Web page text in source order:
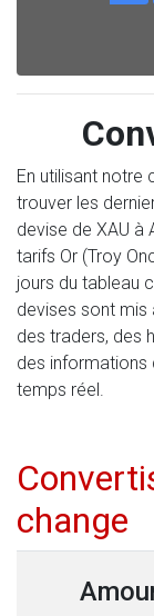
En utilisant notre
trouver les
devise de XAU à
tarifs Or (Troy
jours du tableau
devises sont
des traders, des
des informations
temps réel.
change